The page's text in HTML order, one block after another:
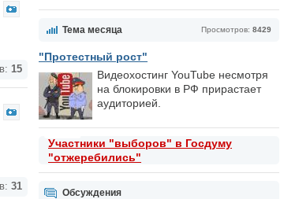
Просмотров: 8429
Тема месяца
"Протестный рост"
Видеохостинг YouTube несмотря
на блокировки в РФ прирастает
аудиторией.
Участники "выборов" в Госдуму
"отжеребились"
Обсуждения
15
31